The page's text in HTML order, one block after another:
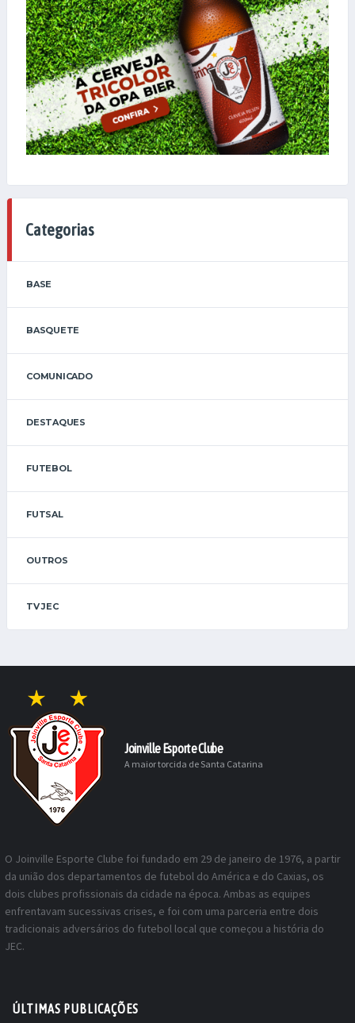
Categorias
BASE
BASQUETE
COMUNICADO
DESTAQUES
FUTEBOL
FUTSAL
OUTROS
TV JEC
Joinville Esporte Clube
A maior torcida de Santa Catarina
O Joinville Esporte Clube foi fundado em 29 de janeiro de 1976, a partir
da união dos departamentos de futebol do América e do Caxias, os
dois clubes profissionais da cidade na época. Ambas as equipes
enfrentavam sucessivas crises, e foi com uma parceria entre dois
tradicionais adversários do futebol local que começou a história do
JEC.
ÚLTIMAS PUBLICAÇÕES